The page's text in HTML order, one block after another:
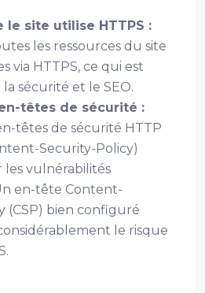
le site utilise HTTPS :
les ressources du site
via HTTPS, ce qui est
sécurité et le SEO.
têtes de sécurité :
têtes de sécurité HTTP
Security-Policy)
vulnérabilités
en-tête Content-
(CSP) bien configuré
le risque